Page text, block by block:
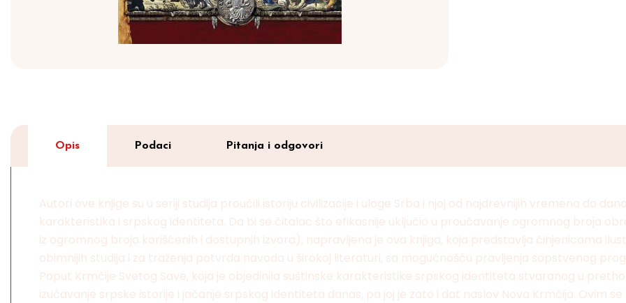
Opis Podaci Pitanja i odgovori
Autori ove knjige su u seriji studija proučili istoriju civilizacije i uloge Srba i njoj od najdrevnijih vremena do
karakteristika i srpskog identiteta. Da bi se čitalac što efikasnije uključio u proučavanje ogromnog broja
iz ogromnog broja korišćenih i dostupnih izvora), napravljena je ova knjiga, koja predstavlja činjenicama
obimnijih studija i za traženja potvrda navoda u širokoj literaturi, sa mogućnošću pravljenja sopstvenog
Poput Krmčije Svetog Save, koja je objedinila suštinske karakteristike srpskog identiteta stvaranog u
izučavanje srpske istorije i jačanje srpskog identiteta danas, pa joj je zato i dat naslov Nova Krmčija. Ovim